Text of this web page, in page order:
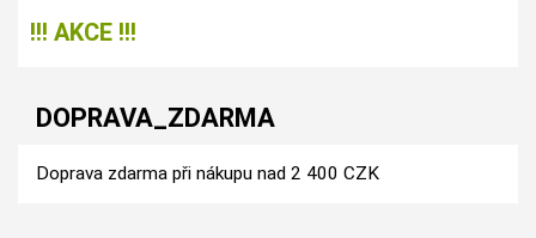
!!! AKCE !!!
DOPRAVA_ZDARMA
Doprava zdarma při nákupu nad 2 400 CZK